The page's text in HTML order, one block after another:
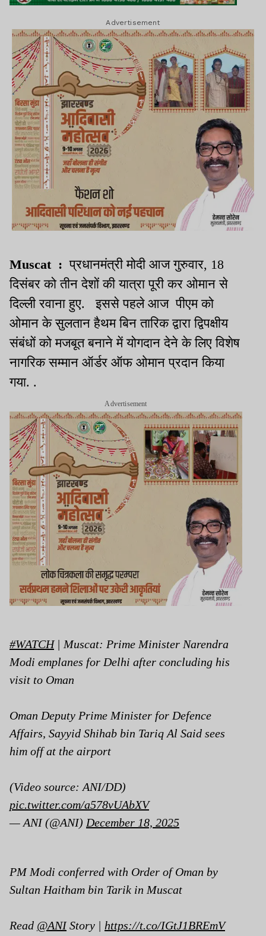
Advertisement
Muscat : प्रधानमंत्री मोदी आज गुरुवार, 18
दिसंबर को तीन देशों की यात्रा पूरी कर ओमान से
दिल्ली रवाना हुए. इससे पहले आज पीएम को
ओमान के सुलतान हैथम बिन तारिक द्वारा द्विपक्षीय
संबंधों को मजबूत बनाने में योगदान देने के लिए विशेष
नागरिक सम्मान ऑर्डर ऑफ ओमान प्रदान किया
गया. .
Advertisement
#WATCH| Muscat: Prime Minister Narendra
Modi emplanes for Delhi after concluding his
visit to Oman
Oman Deputy Prime Minister for Defence
Affairs, Sayyid Shihab bin Tariq Al Said sees
him off at the airport
(Video source: ANI/DD)
pic.twitter.com/a578vUAbXV
— ANI (@ANI) December 18, 2025
PM Modi conferred with Order of Oman by
Sultan Haitham bin Tarik in Muscat
Read @ANIStory | https://t.co/IGtJ1BREmV